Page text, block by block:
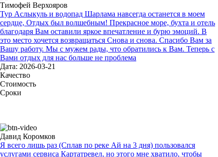
Тимофей Верхояров
Тур Аслыкуль и водопад Шарлама навсегда останется в моем
сердце, Отдых был волшебным! Прекрасное море, бухта и отель
благодаря Вам оставили яркое впечатление и бурю эмоций. В
это место хочется возвращаться Снова и снова. Спасибо Вам за
Вашу работу. Мы с мужем рады, что обратились к Вам. Теперь с
Вами отдых для нас больше не проблема
Дата: 2026-03-21
Качество
Стоимость
Сроки
Давид Коромков
Я всего лишь раз (Сплав по реке Ай на 3 дня) пользовался
услугами сервиса Картатревел, но этого мне хватило, чтобы